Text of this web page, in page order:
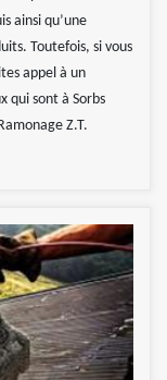
ainsi qu’une
Toutefois, si vous
appel à un
qui sont à Sorbs
Z.T.